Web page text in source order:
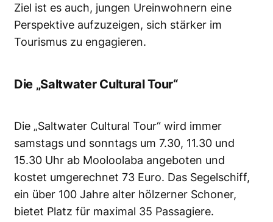
Ziel ist es auch, jungen Ureinwohnern eine
Perspektive aufzuzeigen, sich stärker im
Tourismus zu engagieren.
Die „Saltwater Cultural Tour“
Die „Saltwater Cultural Tour“ wird immer
samstags und sonntags um 7.30, 11.30 und
15.30 Uhr ab Mooloolaba angeboten und
kostet umgerechnet 73 Euro. Das Segelschiff,
ein über 100 Jahre alter hölzerner Schoner,
bietet Platz für maximal 35 Passagiere.